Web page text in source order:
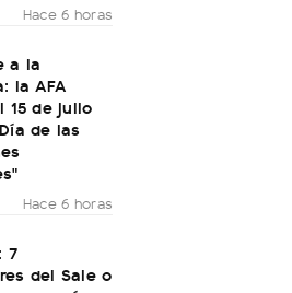
Hace 6 horas
a la
la AFA
15 de julio
de las
Hace 6 horas
7
del Sale o